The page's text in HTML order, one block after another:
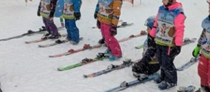
Rekonstrukce požární
Chloumku